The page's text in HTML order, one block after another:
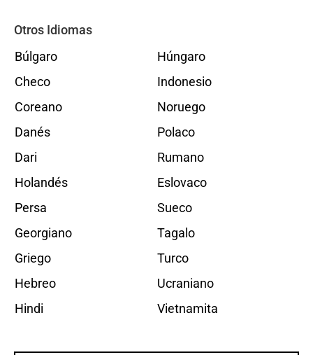
Otros Idiomas
Búlgaro
Checo
Coreano
Danés
Dari
Holandés
Persa
Georgiano
Griego
Hebreo
Hindi
Húngaro
Indonesio
Noruego
Polaco
Rumano
Eslovaco
Sueco
Tagalo
Turco
Ucraniano
Vietnamita